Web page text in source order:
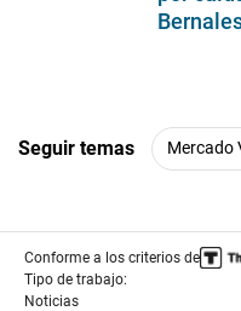
Seguir temas Mercado
Conforme a los criterios de
Tipo de trabajo:
Noticias